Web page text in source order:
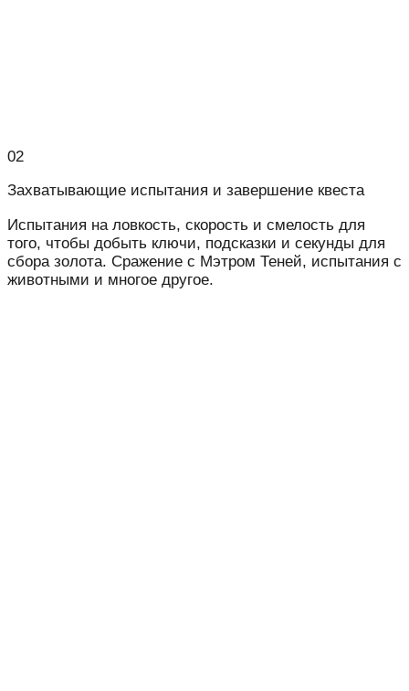
02
Захватывающие испытания и завершение квеста
Испытания на ловкость, скорость и смелость для
того, чтобы добыть ключи, подсказки и секунды для
сбора золота. Сражение с Мэтром Теней, испытания с
животными и многое другое.